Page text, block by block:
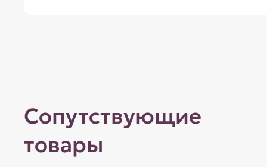
Сопутствующие
товары